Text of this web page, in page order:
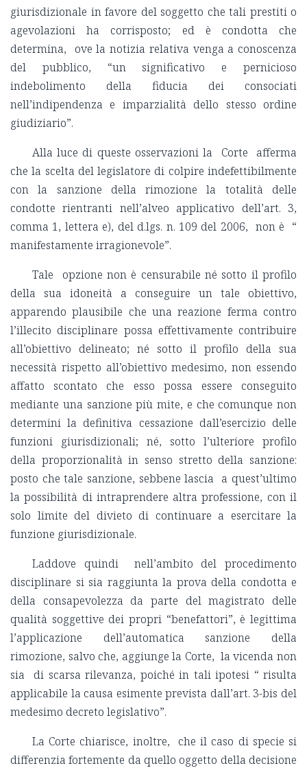
giurisdizionale in favore del soggetto che tali prestiti o
agevolazioni ha corrisposto; ed è condotta che
determina, ove la notizia relativa venga a conoscenza
del pubblico, “un significativo e pernicioso
indebolimento della fiducia dei consociati
nell’indipendenza e imparzialità dello stesso ordine
giudiziario”.
Alla luce di queste osservazioni la Corte afferma
che la scelta del legislatore di colpire indefettibilmente
con la sanzione della rimozione la totalità delle
condotte rientranti nell’alveo applicativo dell’art. 3,
comma 1, lettera e), del d.lgs. n. 109 del 2006, non è “
manifestamente irragionevole”.
Tale opzione non è censurabile né sotto il profilo
della sua idoneità a conseguire un tale obiettivo,
apparendo plausibile che una reazione ferma contro
l’illecito disciplinare possa effettivamente contribuire
all’obiettivo delineato; né sotto il profilo della sua
necessità rispetto all’obiettivo medesimo, non essendo
affatto scontato che esso possa essere conseguito
mediante una sanzione più mite, e che comunque non
determini la definitiva cessazione dall’esercizio delle
funzioni giurisdizionali; né, sotto l’ulteriore profilo
della proporzionalità in senso stretto della sanzione:
posto che tale sanzione, sebbene lascia a quest’ultimo
la possibilità di intraprendere altra professione, con il
solo limite del divieto di continuare a esercitare la
funzione giurisdizionale.
Laddove quindi nell’ambito del procedimento
disciplinare si sia raggiunta la prova della condotta e
della consapevolezza da parte del magistrato delle
qualità soggettive dei propri “benefattori”, è legittima
l’applicazione dell’automatica sanzione della
rimozione, salvo che, aggiunge la Corte, la vicenda non
sia di scarsa rilevanza, poiché in tali ipotesi “ risulta
applicabile la causa esimente prevista dall’art. 3-bis del
medesimo decreto legislativo”.
La Corte chiarisce, inoltre, che il caso di specie si
differenzia fortemente da quello oggetto della decisione